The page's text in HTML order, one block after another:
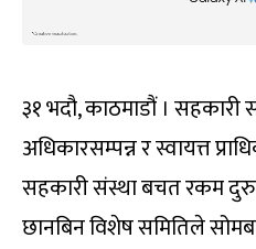
३१ भदौ, काठमाडौं । सहकारी
अधिकारसम्पन्न र स्वायत्त
सहकारी संस्था बचत रकम
छानबिन विशेष समितिले